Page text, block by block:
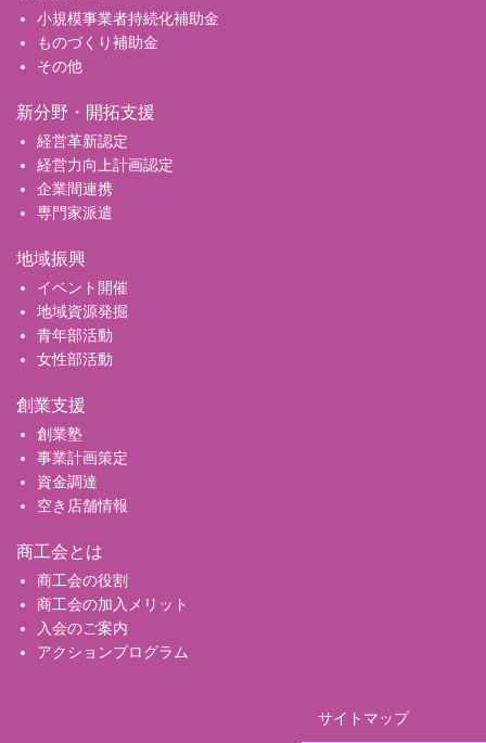
小規模事業者持続化補助金
ものづくり補助金
その他
新分野・開拓支援
経営革新認定
経営力向上計画認定
企業間連携
専門家派遣
地域振興
イベント開催
地域資源発掘
青年部活動
女性部活動
創業支援
創業塾
事業計画策定
資金調達
空き店舗情報
商工会とは
商工会の役割
商工会の加入メリット
入会のご案内
アクションプログラム
サイトマップ